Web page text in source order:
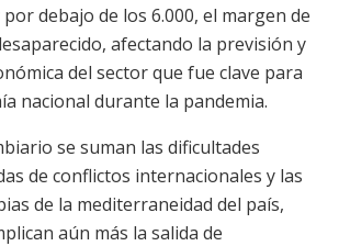
debajo de los 6.000, el margen de
afectando la previsión y
del sector que fue clave para
nacional durante la pandemia.
se suman las dificultades
de conflictos internacionales y las
de la mediterraneidad del país,
aún más la salida de